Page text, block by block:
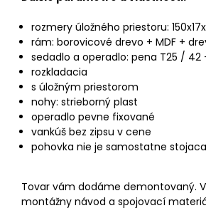
rozmery úložného priestoru:
rám: borovicové drevo + MDF +
sedadlo a operadlo: pena T25 / 42
rozkladacia
s úložným priestorom
nohy: strieborný plast
operadlo pevne fixované
vankúš bez zipsu v cene
pohovka nie je samostatne
Tovar vám dodáme demontovaný.
montážny návod a spojovací